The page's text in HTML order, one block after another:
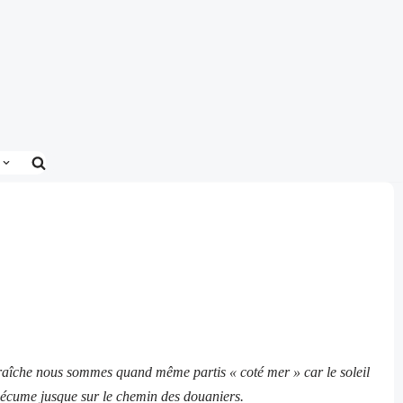
nous sommes quand même partis « coté mer » car le soleil
jusque sur le chemin des douaniers.